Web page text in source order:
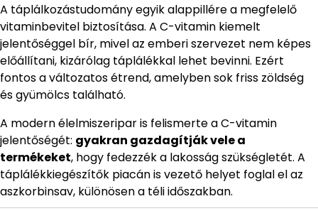
A táplálkozástudomány egyik alappillére a megfelelő
vitaminbevitel biztosítása. A C-vitamin kiemelt
jelentőséggel bír, mivel az emberi szervezet nem képes
előállítani, kizárólag táplálékkal lehet bevinni. Ezért
fontos a változatos étrend, amelyben sok friss zöldség
és gyümölcs található.
A modern élelmiszeripar is felismerte a C-vitamin
jelentőségét: gyakran gazdagítják vele a
termékeket, hogy fedezzék a lakosság szükségletét. A
táplálékkiegészítők piacán is vezető helyet foglal el az
aszkorbinsav, különösen a téli időszakban.